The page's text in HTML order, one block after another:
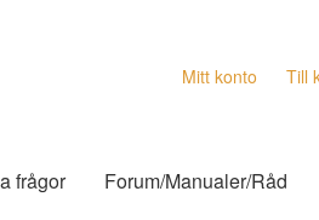
Mitt konto Till
frågor Forum/Manualer/Råd